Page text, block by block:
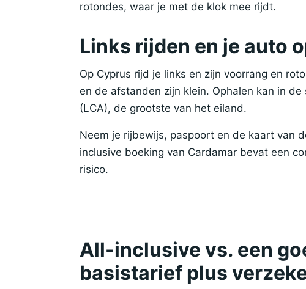
rotondes, waar je met de klok mee rijdt.
Links rijden en je auto
Op Cyprus rijd je links en zijn voorrang en
en de afstanden zijn klein. Ophalen kan in
(LCA), de grootste van het eiland.
Neem je rijbewijs, paspoort en de kaart van
inclusive boeking van Cardamar bevat een
risico.
All-inclusive vs. een
basistarief plus